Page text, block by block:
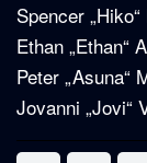
Spencer
Ethan „Ethan“
Peter „Asuna“
Jovanni „Jovi“